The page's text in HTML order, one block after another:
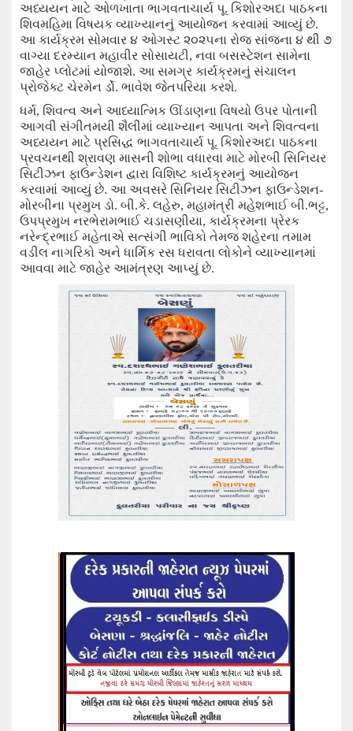
અધ્યયન માટે ઓળખાતા ભાગવતાચાર્ય પૂ. કિશોરઅદા પાઠકના
શિવમહિમા વિષયક વ્યાખ્યાનનું આયોજન કરવામાં આવ્યું છે.
આ કાર્યક્રમ સોમવાર ૪ ઓગસ્ટ ૨૦૨૫ના રોજ સાંજના ૪ થી ૭
વાગ્યા દરમ્યાન મહાવીર સોસાયટી, નવા બસસ્ટેશન સામેના
જાહેર પ્લોટમાં યોજાશે. આ સમગ્ર કાર્યક્રમનું સંચાલન
પ્રોજેક્ટ ચેરમેન ર્ડો. ભાવેશ જેતપરિયા કરશે.
ધર્મ, શિવત્વ અને આધ્યાત્મિક ઊંડાણના વિષયો ઉપર પોતાની
આગવી સંગીતમયી શૈલીમાં વ્યાખ્યાન આપતા અને શિવત્વના
અધ્યયન માટે પ્રસિદ્ધ ભાગવતાચાર્ય પૂ. કિશોરઅદા પાઠકના
પ્રવચનથી શ્રાવણ માસની શોભા વધારવા માટે મોરબી સિનિયર
સિટીઝન ફાઉન્ડેશન દ્વારા વિશિષ્ટ કાર્યક્રમનું આયોજન
કરવામાં આવ્યું છે. આ અવસરે સિનિયર સિટીઝન ફાઉન્ડેશન-
મોરબીના પ્રમુખ ડો. બી.કે. લહેરુ, મહામંત્રી મહેશભાઈ બી.ભટ્ટ,
ઉપપ્રમુખ નરભેરામભાઈ ચડાસણીયા, કાર્યક્રમના પ્રેરક
નરેન્દ્રભાઈ મહેતાએ સત્સંગી ભાવિકો તેમજ શહેરના તમામ
વડીલ નાગરિકો અને ધાર્મિક રસ ધરાવતા લોકોને વ્યાખ્યાનમાં
આવવા માટે જાહેર આમંત્રણ આપ્યું છે.